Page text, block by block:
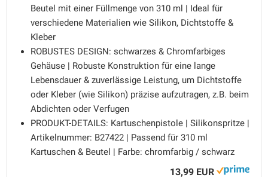
Beutel mit einer Füllmenge von 310 ml | Ideal für
verschiedene Materialien wie Silikon, Dichtstoffe &
Kleber
ROBUSTES DESIGN: schwarzes & Chromfarbiges
Gehäuse | Robuste Konstruktion für eine lange
Lebensdauer & zuverlässige Leistung, um Dichtstoffe
oder Kleber (wie Silikon) präzise aufzutragen, z.B. beim
Abdichten oder Verfugen
PRODUKT-DETAILS: Kartuschenpistole | Silikonspritze |
Artikelnummer: B27422 | Passend für 310 ml
Kartuschen & Beutel | Farbe: chromfarbig / schwarz
13,99 EUR